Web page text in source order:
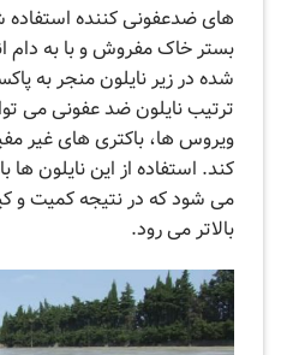
های ضدعفونی‌ کننده استفاده
بستر خاک مفروش و با به دام
شده در زیر نایلون منجر به
ترتیب نایلون‌ ضد عفونی می‌
ویروس‌ ها، باکتری‌ های غیر
کند. استفاده از این نایلون‌
می ‌شود که در نتیجه کمیت و
بالاتر می ‌رود.